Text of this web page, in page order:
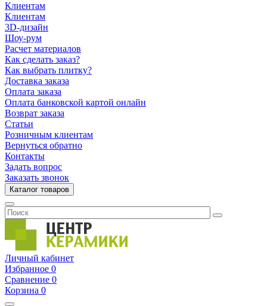
Клиентам
Клиентам
3D-дизайн
Шоу-рум
Расчет материалов
Как сделать заказ?
Как выбрать плитку?
Доставка заказа
Оплата заказа
Оплата банковской картой онлайн
Возврат заказа
Статьи
Розничным клиентам
Вернуться обратно
Контакты
Задать вопрос
Заказать звонок
Каталог товаров
Личный кабинет
Избранное 0
Сравнение 0
Корзина 0